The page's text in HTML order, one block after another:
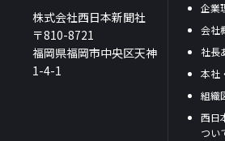
株式会社西日本新聞社
〒810-8721
福岡県福岡市中央区天神
1-4-1
企業
会社
社長
本社
組織
西日
つい